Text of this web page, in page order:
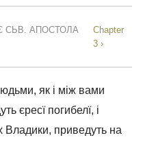
СЬВ. АПОСТОЛА
Chapter
3 ›
як і між вами
єресї погибелї, і
Владики, приведуть на